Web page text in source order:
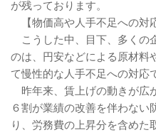
が残っております。
【物価高や人手不足への対
こうした中、目下、多くの
のは、円安などによる原材料
て慢性的な人手不足への対応
昨年来、賃上げの動きが広
６割が業績の改善を伴わない
り、労務費の上昇分を含めた